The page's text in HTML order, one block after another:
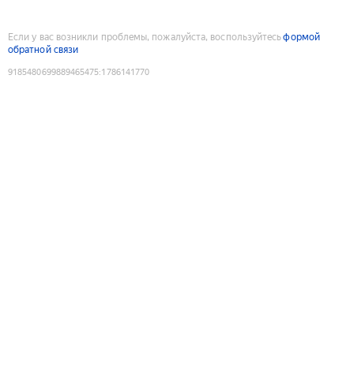
Если у вас возникли проблемы, пожалуйста, воспользуйтесьформой
обратной связи
9185480699889465475:1786141770